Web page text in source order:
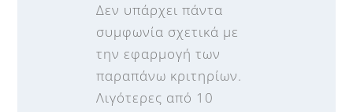
Δεν υπάρχει πάντα
συμφωνία σχετικά με
την εφαρμογή των
παραπάνω κριτηρίων.
Λιγότερες από 10